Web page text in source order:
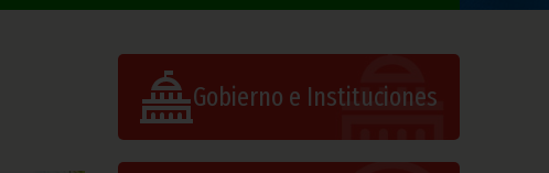
Gobierno e Instituciones